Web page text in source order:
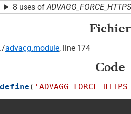
8 uses of
Fichier
./advagg.module, line 174
Code
define (